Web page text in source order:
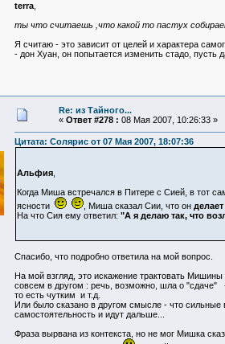
terra,
ты что считаешь ,что какой то пастух
Я считаю - это зависит от целей и характера
- дон Хуан, он попытается изменить стадо, пусть
Re: из Тайного...
« Ответ #278 : 08 Мая 2007, 10:26:33 »
Цитата: Солярис от 07 Мая 2007, 18:07:36
Альфия,
Когда Миша встречался в Питере с Сией, в тот
ясности
, Миша сказал Сии, что он
На что Сия ему ответил: "А я делаю так, что
Спасибо, что подробно ответила на мой вопрос.
На мой взгляд, это искажение трактовать
совсем в другом : речь, возможно, шла о "сдаче"
то есть чутким и т.д.
Или было сказано в другом смысле - что сильные
самостоятельность и идут дальше...
Фраза вырвана из контекста, но не мог Мишка